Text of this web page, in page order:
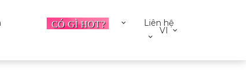
Liên hệ
VI